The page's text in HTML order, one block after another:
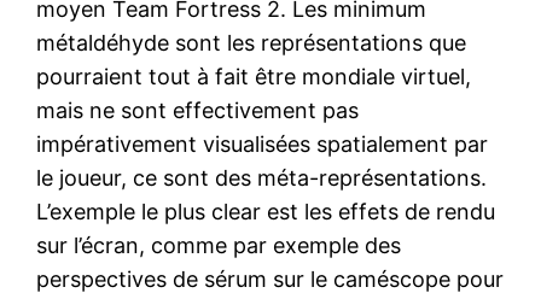
moyen Team Fortress 2. Les minimum
métaldéhyde sont les représentations que
pourraient tout à fait être mondiale virtuel,
mais ne sont effectivement pas
impérativement visualisées spatialement par
le joueur, ce sont des méta-représentations.
L’exemple le plus clear est les effets de rendu
sur l’écran, comme par exemple des
perspectives de sérum sur le caméscope pour